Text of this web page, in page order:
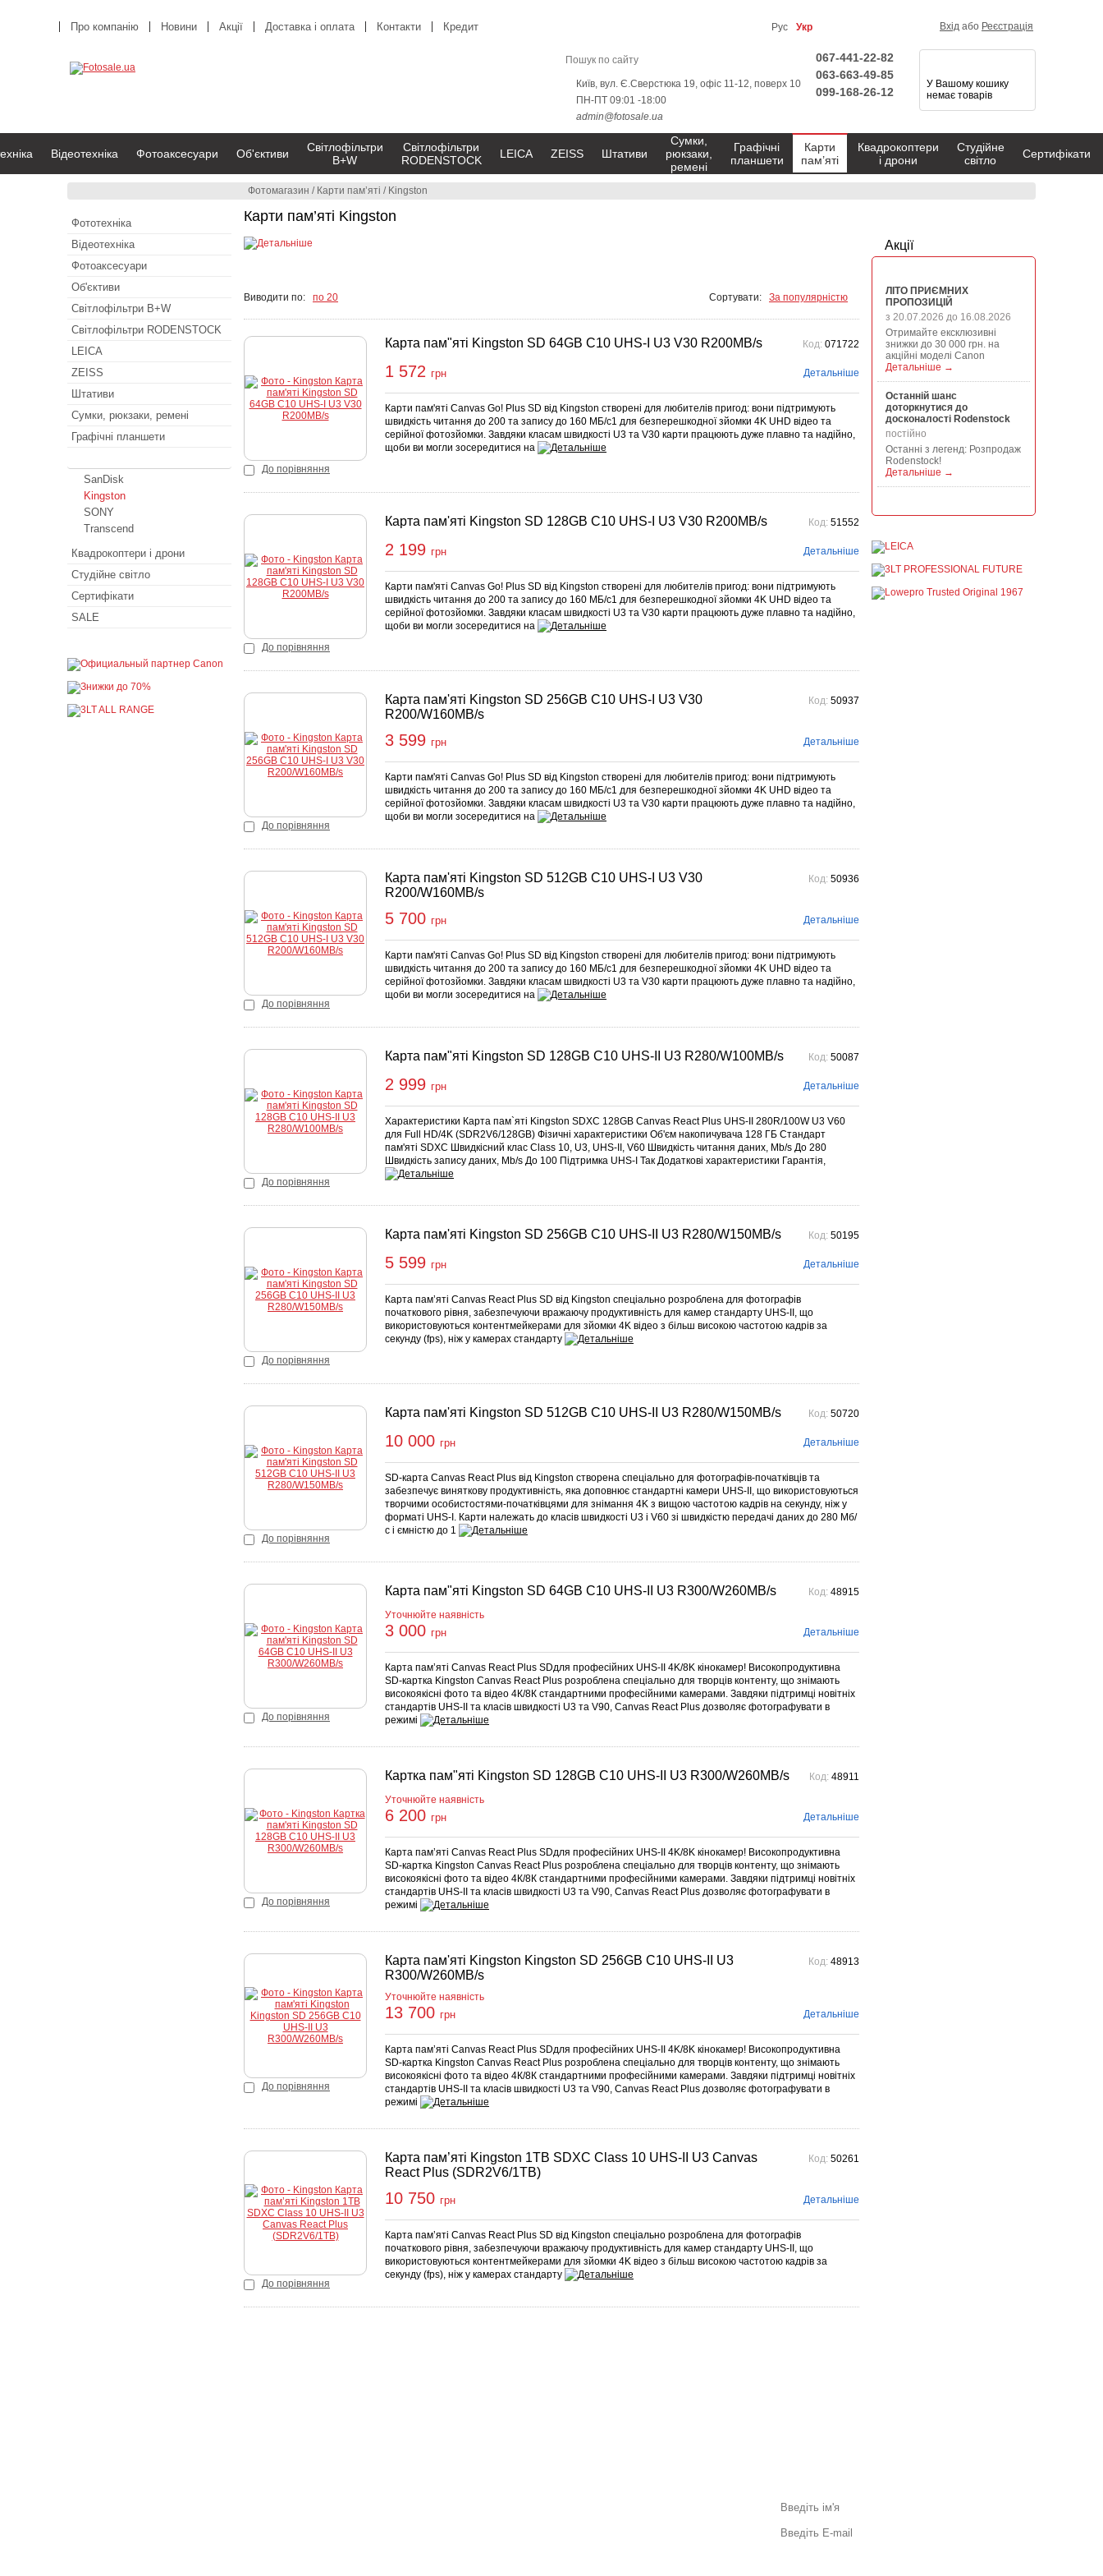
Фотомагазин / Карти пам’яті / Kingston
Карти пам’яті Kingston
Виводити по: по 20 Сортувати: За популярністю
До порівняння
Карта пам"яті Kingston SD 64GB C10 UHS-I U3 V30 R200MB/s Код: 071722
1 572 грн Детальніше
Карти пам'яті Canvas Go! Plus SD від Kingston створені для любителів пригод: вони підтримують
швидкість читання до 200 та запису до 160 МБ/с1 для безперешкодної зйомки 4K UHD відео та
серійної фотозйомки. Завдяки класам швидкості U3 та V30 карти працюють дуже плавно та надійно,
щоби ви могли зосередитися на
До порівняння
Карта пам'яті Kingston SD 128GB C10 UHS-I U3 V30 R200MB/s Код: 51552
2 199 грн Детальніше
Карти пам'яті Canvas Go! Plus SD від Kingston створені для любителів пригод: вони підтримують
швидкість читання до 200 та запису до 160 МБ/с1 для безперешкодної зйомки 4K UHD відео та
серійної фотозйомки. Завдяки класам швидкості U3 та V30 карти працюють дуже плавно та надійно,
щоби ви могли зосередитися на
До порівняння
Карта пам'яті Kingston SD 256GB C10 UHS-I U3 V30
R200/W160MB/s
Код: 50937
3 599 грн
Купити Детальніше
Карти пам'яті Canvas Go! Plus SD від Kingston створені для любителів пригод: вони підтримують
швидкість читання до 200 та запису до 160 МБ/с1 для безперешкодної зйомки 4K UHD відео та
серійної фотозйомки. Завдяки класам швидкості U3 та V30 карти працюють дуже плавно та надійно,
щоби ви могли зосередитися на
До порівняння
Карта пам'яті Kingston SD 512GB C10 UHS-I U3 V30
R200/W160MB/s
Код: 50936
5 700 грн
Купити Детальніше
Карти пам'яті Canvas Go! Plus SD від Kingston створені для любителів пригод: вони підтримують
швидкість читання до 200 та запису до 160 МБ/с1 для безперешкодної зйомки 4K UHD відео та
серійної фотозйомки. Завдяки класам швидкості U3 та V30 карти працюють дуже плавно та надійно,
щоби ви могли зосередитися на
До порівняння
Карта пам"яті Kingston SD 128GB C10 UHS-II U3 R280/W100MB/s Код: 50087
2 999 грн Детальніше
Характеристики Карта пам`яті Kingston SDXC 128GB Canvas React Plus UHS-II 280R/100W U3 V60
для Full HD/4K (SDR2V6/128GB) Фізичні характеристики Об'єм накопичувача 128 ГБ Стандарт
пам'яті SDXC Швидкісний клас Class 10, U3, UHS-II, V60 Швидкість читання даних, Mb/s До 280
Швидкість запису даних, Mb/s До 100 Підтримка UHS-I Так Додаткові характеристики Гарантія,
До порівняння
Карта пам'яті Kingston SD 256GB C10 UHS-II U3 R280/W150MB/s Код: 50195
5 599 грн Детальніше
Карта пам’яті Canvas React Plus SD від Kingston спеціально розроблена для фотографів
початкового рівня, забезпечуючи вражаючу продуктивність для камер стандарту UHS-II, що
використовуються контентмейкерами для зйомки 4K відео з більш високою частотою кадрів за
секунду (fps), ніж у камерах стандарту
До порівняння
Карта пам'яті Kingston SD 512GB C10 UHS-II U3 R280/W150MB/s Код: 50720
10 000 грн Детальніше
SD-карта Canvas React Plus від Kingston створена спеціально для фотографів-початківців та
забезпечує виняткову продуктивність, яка доповнює стандартні камери UHS-II, що використовуються
творчими особистостями-початківцями для знімання 4K з вищою частотою кадрів на секунду, ніж у
форматі UHS-I. Карти належать до класів швидкості U3 і V60 зі швидкістю передачі даних до 280 Мб/
с і ємністю до 1
До порівняння
Карта пам"яті Kingston SD 64GB C10 UHS-II U3 R300/W260MB/s Код: 48915
Уточнюйте наявність
3 000 грн
Купити Детальніше
Карта пам’яті Canvas React Plus SDдля професійних UHS-II 4K/8K кінокамер! Високопродуктивна
SD-картка Kingston Canvas React Plus розроблена спеціально для творців контенту, що знімають
високоякісні фото та відео 4К/8К стандартними професійними камерами. Завдяки підтримці новітніх
стандартів UHS-II та класів швидкості U3 та V90, Canvas React Plus дозволяє фотографувати в
режимі
До порівняння
Картка пам"яті Kingston SD 128GB C10 UHS-II U3 R300/W260MB/s Код: 48911
Уточнюйте наявність
6 200 грн
Купити Детальніше
Карта пам’яті Canvas React Plus SDдля професійних UHS-II 4K/8K кінокамер! Високопродуктивна
SD-картка Kingston Canvas React Plus розроблена спеціально для творців контенту, що знімають
високоякісні фото та відео 4К/8К стандартними професійними камерами. Завдяки підтримці новітніх
стандартів UHS-II та класів швидкості U3 та V90, Canvas React Plus дозволяє фотографувати в
режимі
До порівняння
Карта пам'яті Kingston Kingston SD 256GB C10 UHS-II U3
R300/W260MB/s
Код: 48913
Уточнюйте наявність
13 700 грн
Купити Детальніше
Карта пам’яті Canvas React Plus SDдля професійних UHS-II 4K/8K кінокамер! Високопродуктивна
SD-картка Kingston Canvas React Plus розроблена спеціально для творців контенту, що знімають
високоякісні фото та відео 4К/8К стандартними професійними камерами. Завдяки підтримці новітніх
стандартів UHS-II та класів швидкості U3 та V90, Canvas React Plus дозволяє фотографувати в
режимі
До порівняння
Карта пам’яті Kingston 1TB SDXC Class 10 UHS-II U3 Canvas
React Plus (SDR2V6/1TB)
Код: 50261
10 750 грн
Купити Детальніше
Карта пам’яті Canvas React Plus SD від Kingston спеціально розроблена для фотографів
початкового рівня, забезпечуючи вражаючу продуктивність для камер стандарту UHS-II, що
використовуються контентмейкерами для зйомки 4K відео з більш високою частотою кадрів за
секунду (fps), ніж у камерах стандарту
Акції
ЛІТО ПРИЄМНИХ
ПРОПОЗИЦІЙ
з 20.07.2026 до 16.08.2026
Отримайте ексклюзивні
знижки до 30 000 грн. на
акційні моделі Canon
Детальніше →
Останній шанс
доторкнутися до
досконалості Rodenstock
постійно
Останні з легенд: Розпродаж
Rodenstock!
Детальніше →
Manfrotto, National
продукції Manfrotto, National
гарантовану знижку від 50 до
Про компанію Новини Акції Доставка і оплата Контакти Кредит Рус Укр Вхідабо Реєстрація
Київ, вул. Є.Сверстюка 19, офіс 11-12, поверх 10
ПН-ПТ 09:01 -18:00
admin@fotosale.ua
067-441-22-82
063-663-49-85
099-168-26-12
У Вашому кошику
немає товарів
Відеотехніка Фотоаксесуари Об'єктиви
Світлофільтри
B+W
Світлофільтри
RODENSTOCK
LEICA ZEISS Штативи
Сумки,
рюкзаки,
ремені
Графічні
планшети
Карти
пам’яті
Квадрокоптери
і дрони
Студійне
світло
Сертифікати
Фототехніка
Відеотехніка
Фотоаксесуари
Об'єктиви
Світлофільтри B+W
Світлофільтри RODENSTOCK
LEICA
ZEISS
Штативи
Сумки, рюкзаки, ремені
Графічні планшети
SanDisk
Kingston
SONY
Transcend
Квадрокоптери і дрони
Студійне світло
Сертифікати
SALE